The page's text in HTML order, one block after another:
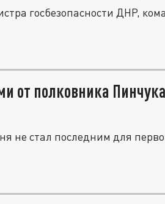
госбезопасности ДНР,
от полковника
не стал последним для